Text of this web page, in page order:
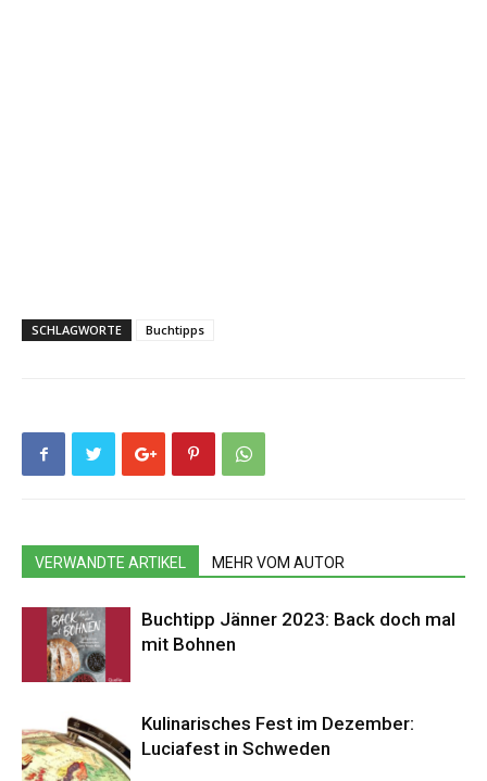
SCHLAGWORTE Buchtipps
VERWANDTE ARTIKEL MEHR VOM AUTOR
Buchtipp Jänner 2023: Back doch mal
mit Bohnen
Kulinarisches Fest im Dezember:
Luciafest in Schweden